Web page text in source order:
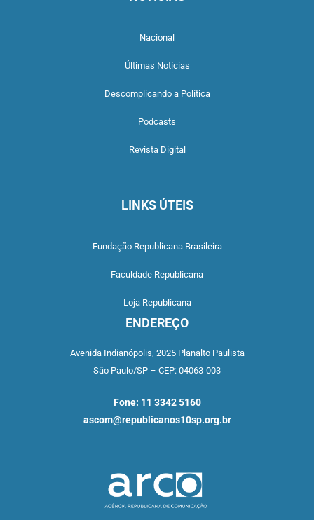
Nacional
Últimas Notícias
Descomplicando a Política
Podcasts
Revista Digital
LINKS ÚTEIS
Fundação Republicana Brasileira
Faculdade Republicana
Loja Republicana
ENDEREÇO
Avenida Indianópolis, 2025 Planalto Paulista
São Paulo/SP – CEP: 04063-003
Fone: 11 3342 5160
ascom@republicanos10sp.org.br